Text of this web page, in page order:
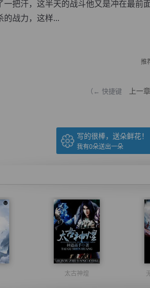
汗，这半天的战斗他又是冲在最前
的战力，这样...
推
（← 快捷键 上一章
写的很棒，送朵鲜花！
我有0朵送出一朵
太古神煌